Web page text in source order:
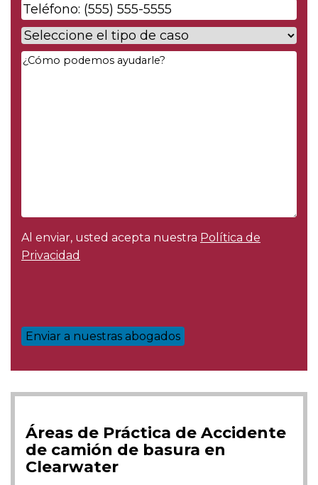
Phone*
Case
Type*
Your
Al enviar, usted acepta nuestra Política de
Privacidad
Áreas de Práctica de Accidente
de camión de basura en
Clearwater